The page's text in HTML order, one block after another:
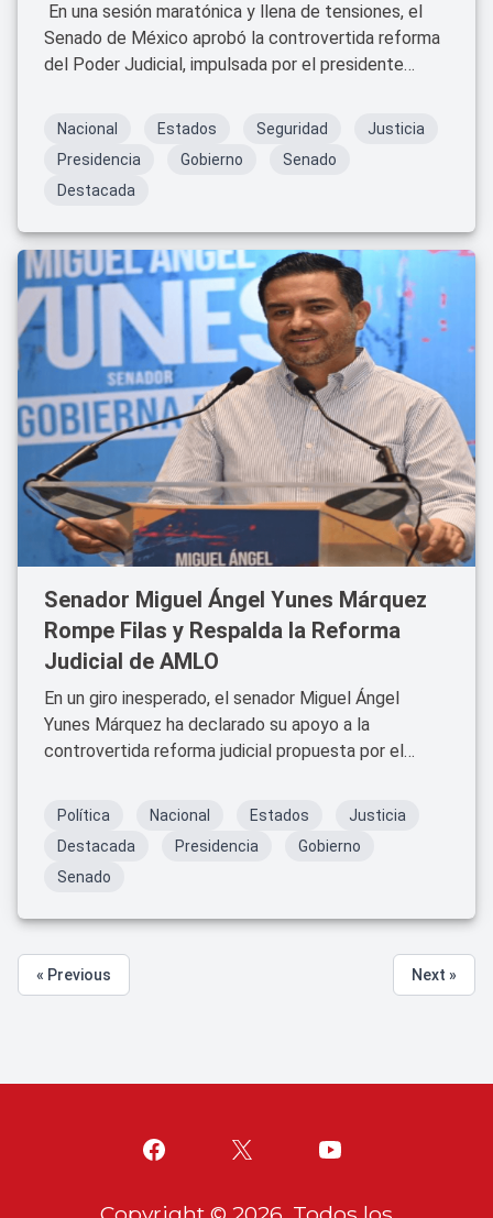
En una sesión maratónica y llena de tensiones, el
Senado de México aprobó la controvertida reforma
del Poder Judicial, impulsada por el presidente
Nacional Estados Seguridad
Justicia
Presidencia
Gobierno
Senado
Destacada
Senador Miguel Ángel Yunes Márquez
Rompe Filas y Respalda la Reforma
Judicial de AMLO
En un giro inesperado, el senador Miguel Ángel
Yunes Márquez ha declarado su apoyo a la
controvertida reforma judicial propuesta por el
decisión ha generado un gran revuelo dentro del
Márquez es miembro destacado.
Política Nacional Estados
Justicia
Destacada
Presidencia
Gobierno
Senado
« Previous Next »